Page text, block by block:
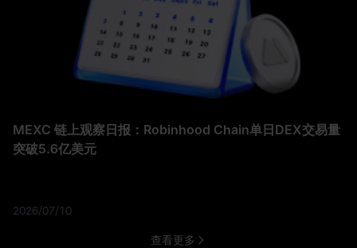
言，未来的关键问题是，在市场等待更强劲的 AI 和产品周期催化剂
之际，苹果能否维持其溢价估值。
MEXC 链上观察日报：Robinhood Chain单日DEX交易量
突破5.6亿美元
2026/07/10
查看更多